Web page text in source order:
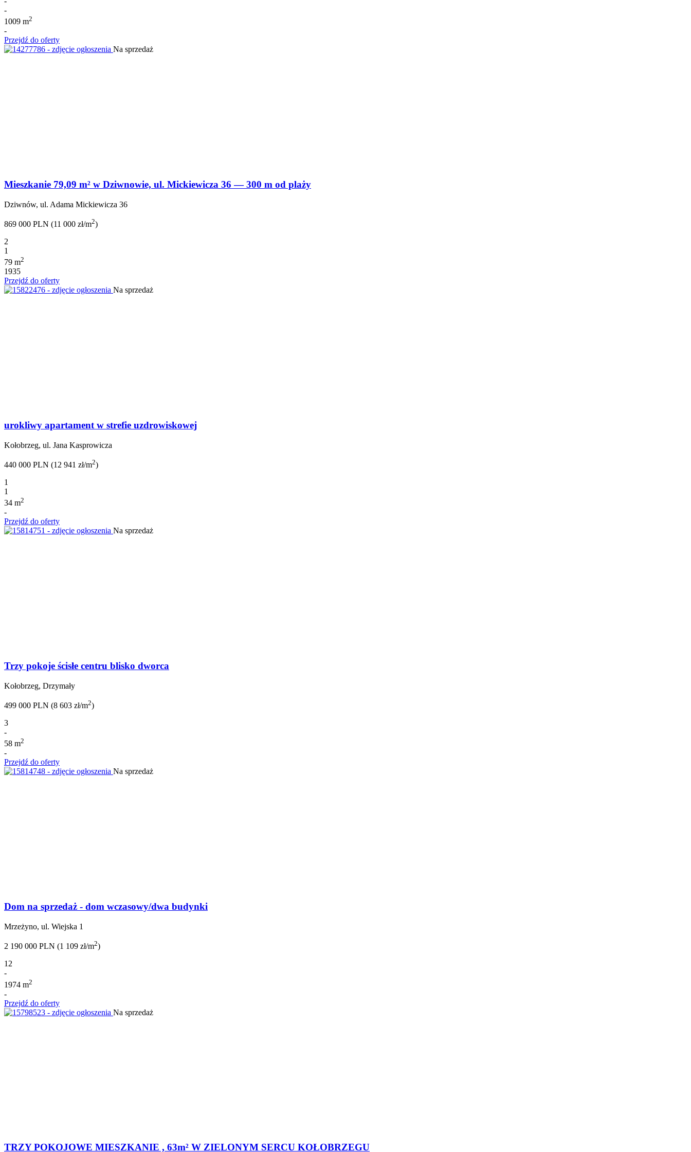
-
1009 m2
-
Przejdź do oferty
Na sprzedaż
Mieszkanie 79,09 m² w Dziwnowie, ul. Mickiewicza 36 — 300 m od plaży
Dziwnów, ul. Adama Mickiewicza 36
869 000 PLN (11 000 zł/m2)
2
1
79 m2
1935
Przejdź do oferty
Na sprzedaż
urokliwy apartament w strefie uzdrowiskowej
Kołobrzeg, ul. Jana Kasprowicza
440 000 PLN (12 941 zł/m2)
1
1
34 m2
-
Przejdź do oferty
Na sprzedaż
Trzy pokoje ścisłe centru blisko dworca
Kołobrzeg, Drzymały
499 000 PLN (8 603 zł/m2)
3
-
58 m2
-
Przejdź do oferty
Na sprzedaż
Dom na sprzedaż - dom wczasowy/dwa budynki
Mrzeżyno, ul. Wiejska 1
2 190 000 PLN (1 109 zł/m2)
12
-
1974 m2
-
Przejdź do oferty
Na sprzedaż
TRZY POKOJOWE MIESZKANIE , 63m² W ZIELONYM SERCU KOŁOBRZEGU